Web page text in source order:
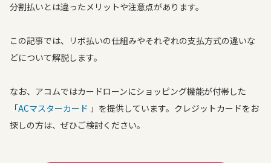
分割払いとは違ったメリットや注意点があります。
この記事では、リボ払いの仕組みやそれぞれの支払方式の違いな
どについて解説します。
なお、アコムではカードローンにショッピング機能が付帯した
「ACマスターカード 」を提供しています。クレジットカードをお
探しの方は、ぜひご検討ください。